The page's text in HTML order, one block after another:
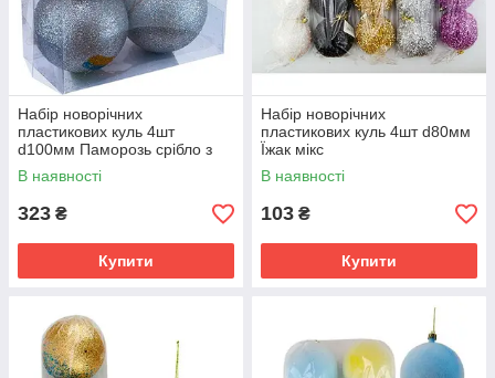
Набір новорічних
пластикових куль 4шт
d100мм Паморозь срібло з
гербом
В наявності
323 ₴
Купити
Набір новорічних
пластикових куль 4шт d80мм
Їжак мікс
В наявності
103 ₴
Купити